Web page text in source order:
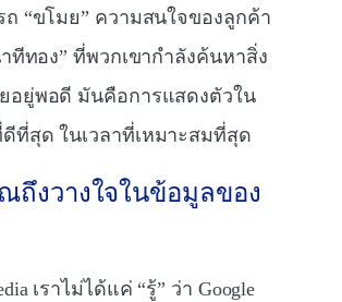
“ขโมย” ความสนใจของลูกค้า
ทีทอง” ที่พวกเขากำลังค้นหาสิ่ง
ยู่พอดี มันคือการแสดงตัวใน
ที่สุด ในเวลาที่เหมาะสมที่สุด
ถึงวางใจในข้อมูลของ
เราไม่ได้แค่ “รู้” ว่า Google